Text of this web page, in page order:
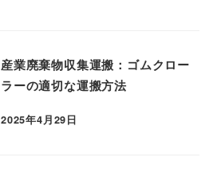
産業廃棄物収集運搬：ゴムクロー
ラーの適切な運搬方法
2025年4月29日